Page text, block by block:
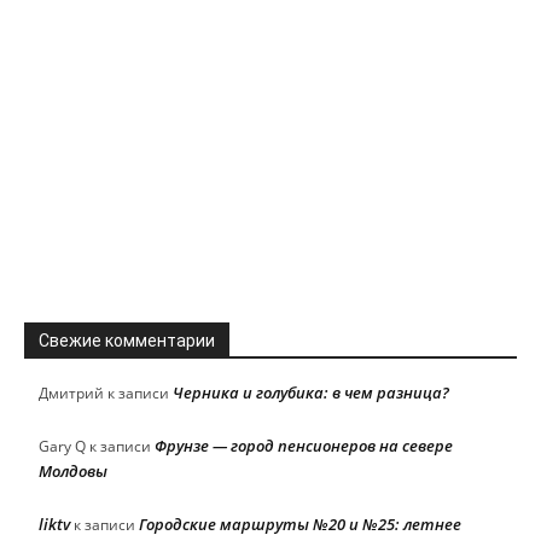
Свежие комментарии
Дмитрий к записи Черника и голубика: в чем разница?
Gary Q к записи Фрунзе — город пенсионеров на севере
Молдовы
liktvк записи Городские маршруты №20 и №25: летнее